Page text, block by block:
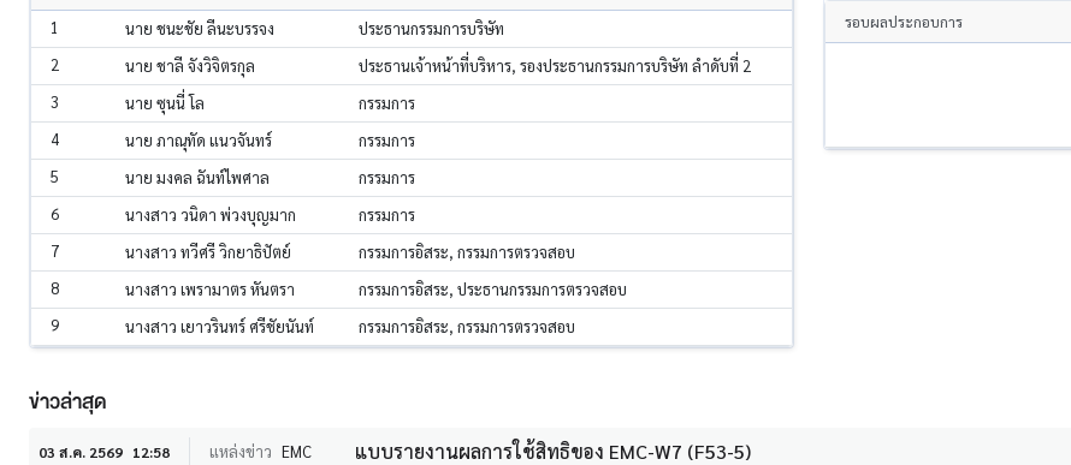
1
นาย ชนะชัย ลีนะบรรจง
ประธานกรรมการบริษัท
2
นาย ชาลี จังวิจิตรกุล
ประธานเจ้าหน้าที่บริหาร, รองประธานกรรมการบริษัท ลำดับที่ 2
3
นาย ซุนนี่ โล
กรรมการ
4
นาย ภาณุทัด แนวจันทร์
กรรมการ
5
นาย มงคล ฉันท์ไพศาล
กรรมการ
6
นางสาว วนิดา พ่วงบุญมาก
กรรมการ
7
นางสาว ทวีศรี วิกยาธิปัตย์
กรรมการอิสระ, กรรมการตรวจสอบ
8
นางสาว เพรามาตร หันตรา
กรรมการอิสระ, ประธานกรรมการตรวจสอบ
9
นางสาว เยาวรินทร์ ศรีชัยนันท์ กรรมการอิสระ, กรรมการตรวจสอบ
รอบผลประกอบการ
ข่าวล่าสุด
03 ส.ค. 2569 12:58 แหล่งข่าว EMC แบบรายงานผลการใช้สิทธิของ EMC-W7 (F53-5)